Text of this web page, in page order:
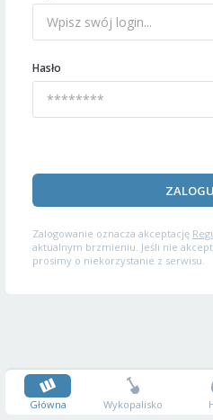
Hasło
Zalogowanie oznacza akceptację
aktualnym brzmieniu. Jeśli nie
prosimy o niekorzystanie z serwisu.
Główna Wykopalisko